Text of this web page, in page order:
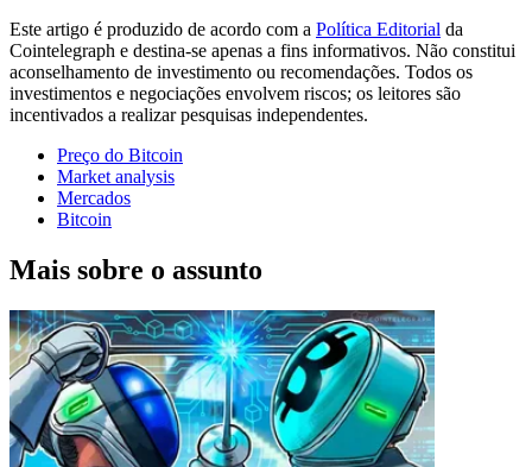
Este artigo é produzido de acordo com a Política Editorial da
Cointelegraph e destina-se apenas a fins informativos. Não constitui
aconselhamento de investimento ou recomendações. Todos os
investimentos e negociações envolvem riscos; os leitores são
incentivados a realizar pesquisas independentes.
Preço do Bitcoin
Market analysis
Mercados
Bitcoin
Mais sobre o assunto